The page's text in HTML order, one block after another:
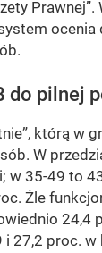
ocenia
do pilnej
którą w
W
w 35-49 to
Źle
24,4
i 27,2 proc.